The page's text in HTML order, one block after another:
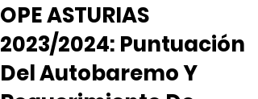
OPE ASTURIAS
2023/2024: Puntuación
Del Autobaremo Y